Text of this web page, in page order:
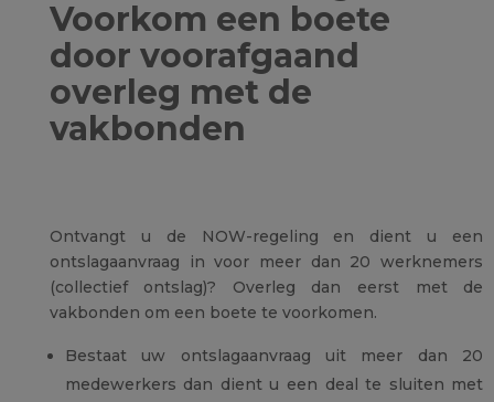
Voorkom een boete
door voorafgaand
overleg met de
vakbonden
Ontvangt u de NOW-regeling en dient u een
ontslagaanvraag in voor meer dan 20 werknemers
(collectief ontslag)? Overleg dan eerst met de
vakbonden om een boete te voorkomen.
Bestaat uw ontslagaanvraag uit meer dan 20
medewerkers dan dient u een deal te sluiten met